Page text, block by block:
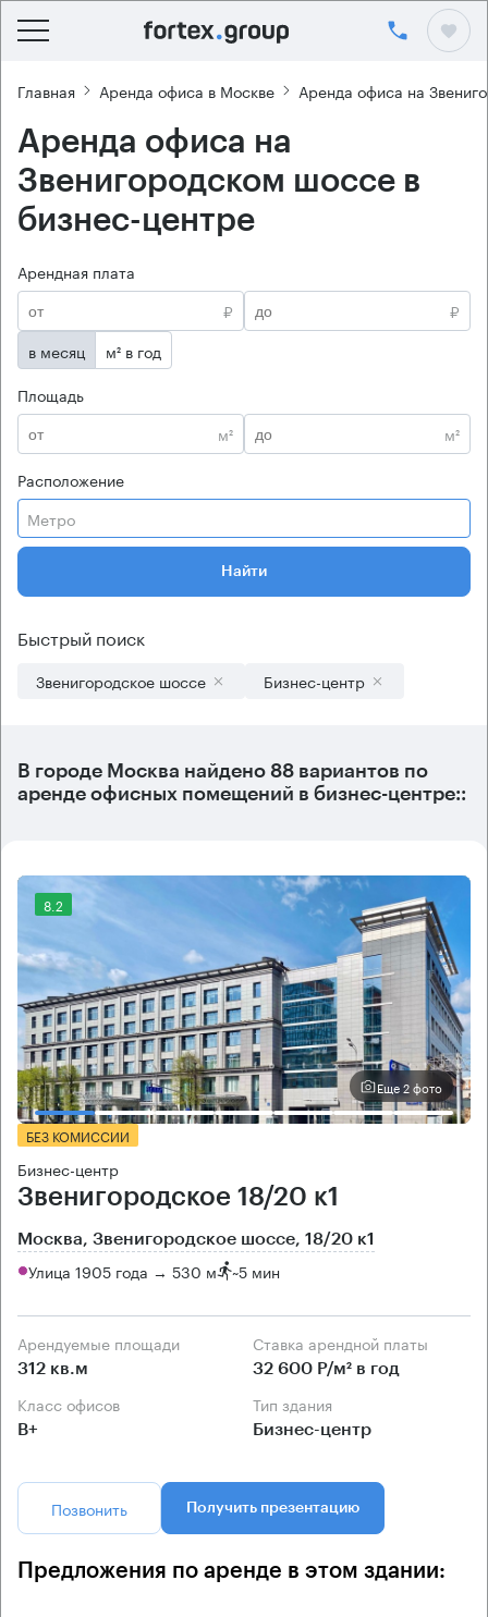
Главная Аренда офиса в Москве Аренда офиса на
Аренда офиса на
Звенигородском шоссе в
бизнес-центре
Арендная плата
₽
₽
в месяц
м² в год
Площадь
м²
м²
Расположение
Метро
Найти
Быстрый поиск
Звенигородское шоссе Бизнес-центр
В городе Москва найдено 88 вариантов по
аренде офисных помещений в бизнес-центре::
8.2
Еще 2 фото
БЕЗ КОМИССИИ
Бизнес-центр
Звенигородское 18/20 к1
Москва, Звенигородское шоссе, 18/20 к1
Улица 1905 года → 530 м ~5 мин
Арендуемые площади
312 кв.м
Ставка арендной платы
32 600 Р/м² в год
Класс офисов
B+
Тип здания
Бизнес-центр
Позвонить Получить презентацию
Предложения по аренде в этом здании: